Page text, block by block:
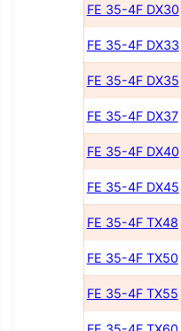
FE 35-4F DX30
FE 35-4F DX33
FE 35-4F DX35
FE 35-4F DX37
FE 35-4F DX40
FE 35-4F DX45
FE 35-4F TX48
FE 35-4F TX50
FE 35-4F TX55